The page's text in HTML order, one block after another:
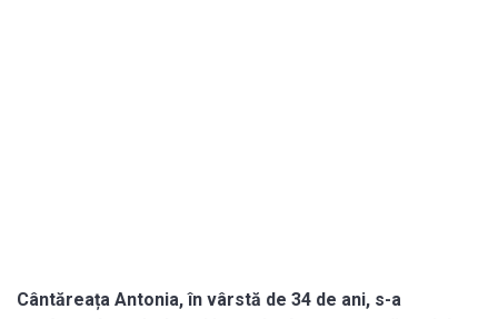
Cântăreața Antonia, în vârstă de 34 de ani, s-a